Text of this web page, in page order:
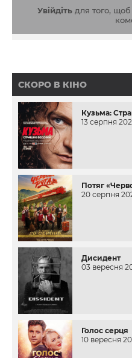
Увійдітьдля того,
СКОРО В КІНО
Кузьма:
13 серпня
Потяг
20 серпня
Дисидент
03 вересня
Голос серця
10 вересня